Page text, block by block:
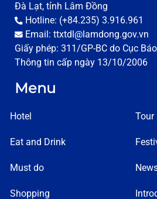
Đà Lạt, tỉnh Lâm Đồng
Hotline: (+84.235) 3.916.961
Email: ttxtdl@lamdong.gov.vn
Giấy phép: 311/GP-BC do Cục
Thông tin cấp ngày 13/10/2006
Menu
Hotel
Eat and Drink
Must do
Shopping
Tour